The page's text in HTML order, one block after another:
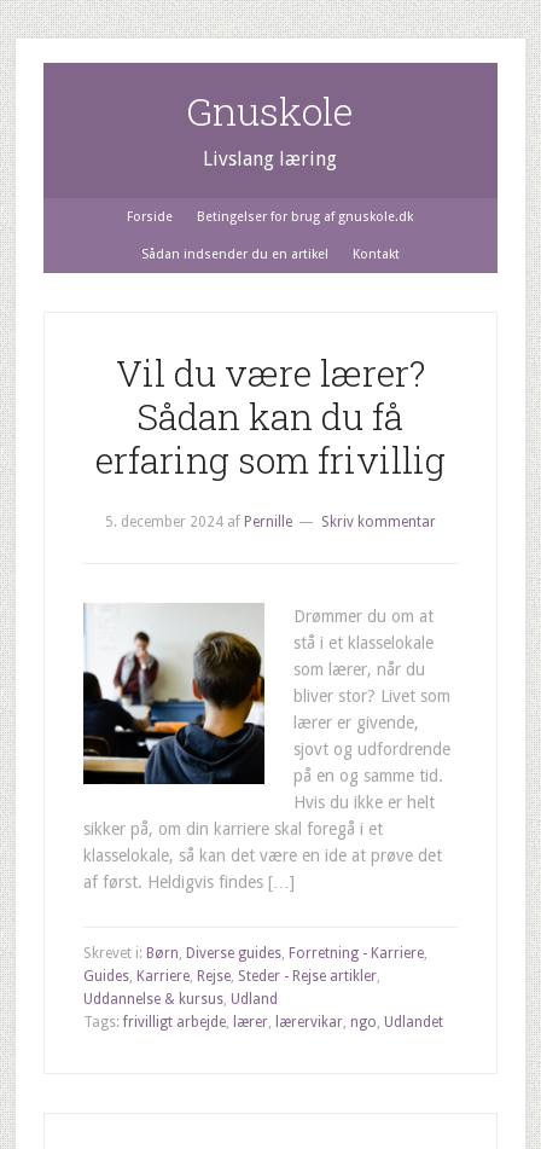
Gnuskole
Livslang læring
Forside Betingelser for brug af gnuskole.dk
Sådan indsender du en artikel Kontakt
Vil du være lærer?
Sådan kan du få
erfaring som frivillig
5. december 2024af Pernille Skriv kommentar
Drømmer du om at
stå i et klasselokale
som lærer, når du
bliver stor? Livet som
lærer er givende,
sjovt og udfordrende
på en og samme tid.
Hvis du ikke er helt
sikker på, om din karriere skal foregå i et
klasselokale, så kan det være en ide at prøve det
af først. Heldigvis findes […]
Skrevet i: Børn, Diverse guides, Forretning - Karriere,
Guides, Karriere, Rejse, Steder - Rejse artikler,
Uddannelse & kursus, Udland
Tags:frivilligt arbejde, lærer, lærervikar, ngo, Udlandet